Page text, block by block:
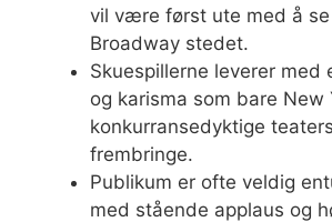
vil være først ute med å
Broadway stedet.
Skuespillerne leverer med
og karisma som bare New
konkurransedyktige
frembringe.
Publikum er ofte veldig
med stående applaus og